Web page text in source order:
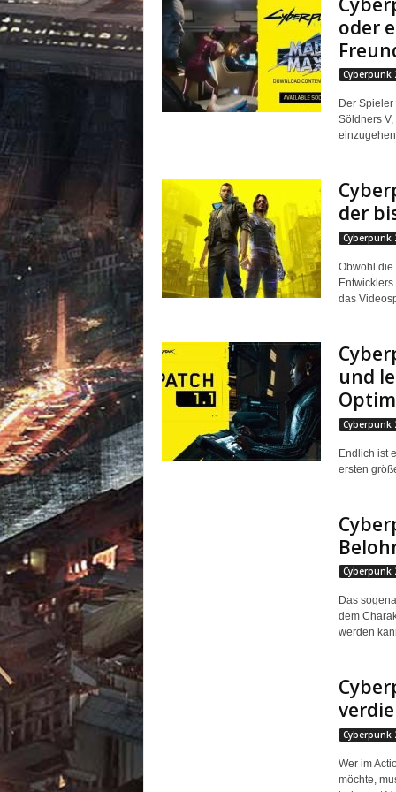
oder
Cyberpunk
Der
Söldners
der
Cyberpunk
Obwohl die
das
und
Cyberpunk
Endlich ist
ersten
Cyberpunk
Das
dem
werden
Cyberpunk
Wer im
möchte,